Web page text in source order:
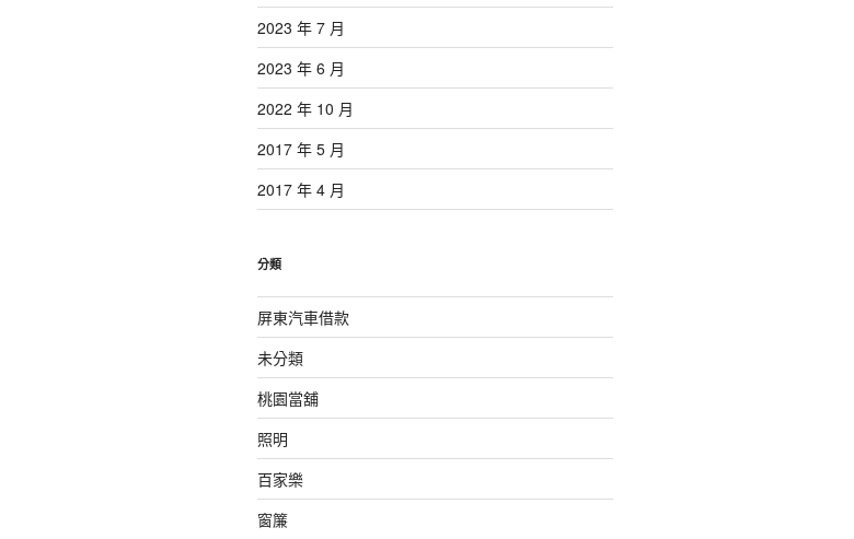
2023 年 7 月
2023 年 6 月
2022 年 10 月
2017 年 5 月
2017 年 4 月
分類
屏東汽車借款
未分類
桃園當舖
照明
百家樂
窗簾